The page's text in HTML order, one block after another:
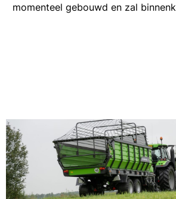
momenteel gebouwd en zal